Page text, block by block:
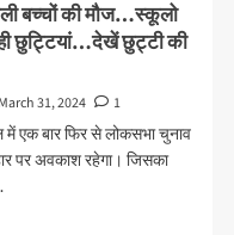
बच्चों की मौज…स्कूलो
छुट्टियां…देखें छुट्टी की
March 31, 2024
1
में एक बार फिर से लोकसभा चुनाव
पर अवकाश रहेगा। जिसका